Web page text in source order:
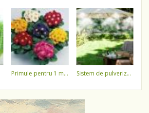
primule pentru 1 martie 3,5 lei / ghiveci !!!! sistem de pulverizare a apei